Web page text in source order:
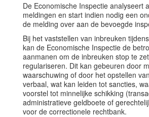
De Economische Inspectie analyseert
meldingen en start indien nodig een
de melding over aan de bevoegde
Bij het vaststellen van inbreuken
kan de Economische Inspectie de
aanmanen om de inbreuken stop te
regulariseren. Dit kan gebeuren door
waarschuwing of door het opstellen
verbaal, wat kan leiden tot sancties,
voorstel tot minnelijke schikking
administratieve geldboete of
voor de correctionele rechtbank.